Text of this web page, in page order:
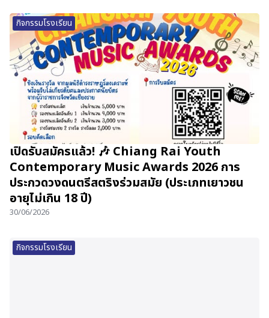
กิจกรรมโรงเรียน
เปิดรับสมัครแล้ว! 🎶 Chiang Rai Youth
Contemporary Music Awards 2026 การ
ประกวดวงดนตรีสตริงร่วมสมัย (ประเภทเยาวชน
อายุไม่เกิน 18 ปี)
30/06/2026
กิจกรรมโรงเรียน